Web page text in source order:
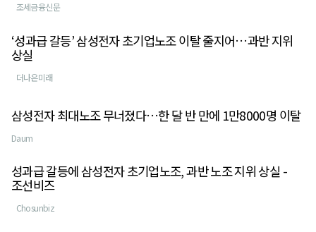
조세금융신문
‘성과급 갈등’ 삼성전자 초기업노조 이탈 줄지어…과반 지위
상실
더나은미래
삼성전자 최대노조 무너졌다…한 달 반 만에 1만8000명 이탈
Daum
성과급 갈등에 삼성전자 초기업노조, 과반 노조 지위 상실 -
조선비즈
Chosunbiz